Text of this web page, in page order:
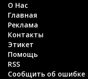
О Нас
Главная
Реклама
Контакты
Этикет
Помощь
RSS
Сообщить об ошибке